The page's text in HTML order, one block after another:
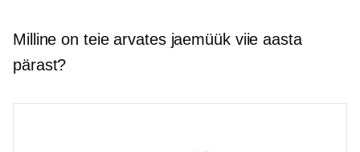
Milline on teie arvates jaemüük viie aasta
pärast?